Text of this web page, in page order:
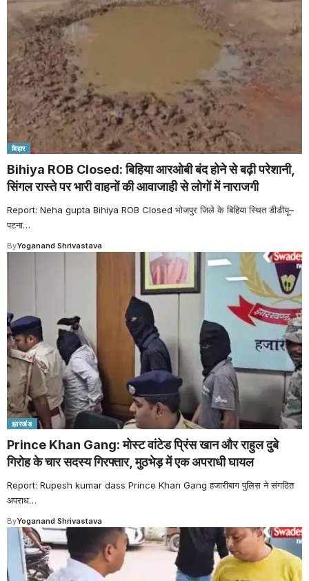
बिहार
Bihiya ROB Closed: बिहिया आरओबी बंद होने से बढ़ी परेशानी,
सिंगल रास्ते पर भारी वाहनों की आवाजाही से लोगों में नाराजगी
Report: Neha gupta Bihiya ROB Closed भोजपुर जिले के बिहिया स्थित डीडीयू–
पटना…
ByYoganand Shrivastava
झारखंड
Prince Khan Gang: मोस्ट वांटेड प्रिंस खान और राहुल दुबे
गिरोह के चार सदस्य गिरफ्तार, मुठभेड़ में एक अपराधी घायल
Report: Rupesh kumar dass Prince Khan Gang हजारीबाग पुलिस ने संगठित
अपराध…
ByYoganand Shrivastava